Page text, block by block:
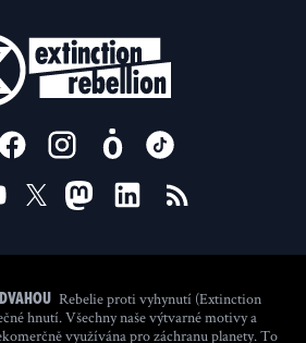
US ON
Rebelie proti vyhynutí (Extinction
hnutí. Všechny naše výtvarné motivy a
využívána pro záchranu planety. To